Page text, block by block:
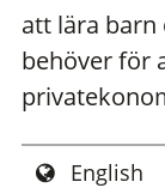
att lära barn
behöver för
English